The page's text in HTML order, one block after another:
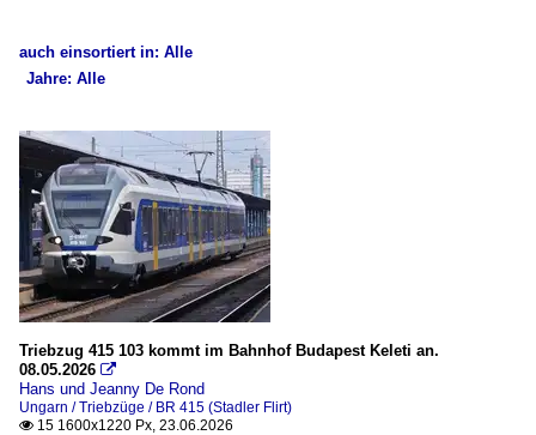
auch einsortiert in: Alle
Ungarn
Unternehmen
GySEV Raaberbahn
Jahre: Alle
Alle Jahre
2000
2009
2010
2015
2017
2018
Triebzug 415 103 kommt im Bahnhof Budapest Keleti an.
08.05.2026 
Hans und Jeanny De Rond
Ungarn / Triebzüge / BR 415 (Stadler Flirt)
 15 1600x1220 Px, 23.06.2026